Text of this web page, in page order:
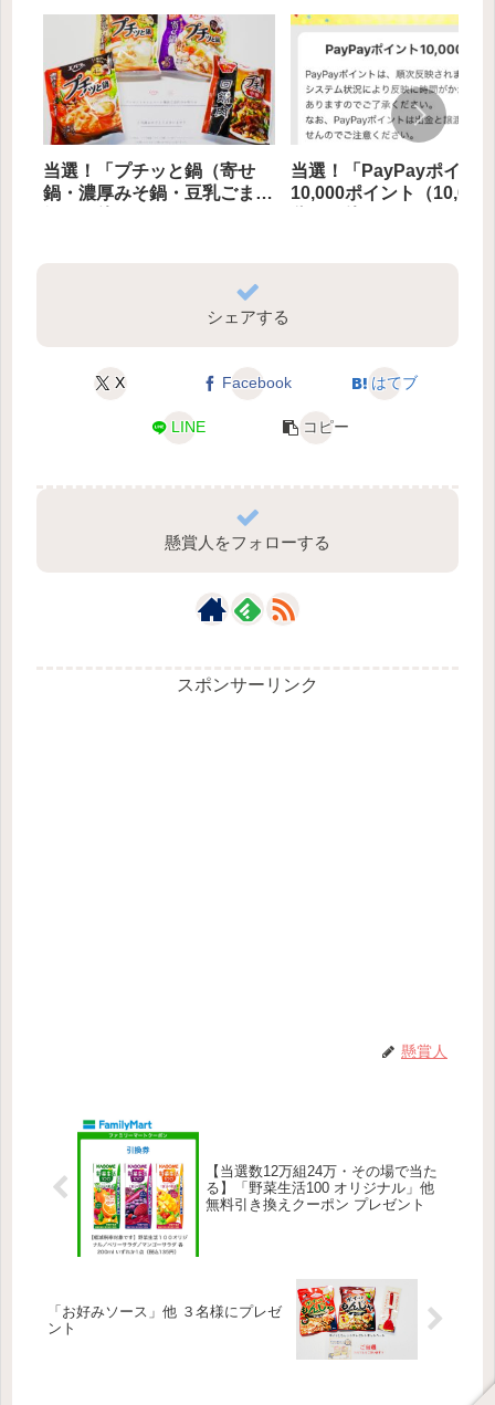
当選！「プチッと鍋（寄せ
鍋・濃厚みそ鍋・豆乳ごま
当選！「PayPayポイント
10,000ポイント（10,000
シェアする
X Facebook はてブ
LINE コピー
懸賞人をフォローする
スポンサーリンク
懸賞人
【当選数12万組24万・その場で当た
る】「野菜生活100 オリジナル」他
無料引き換えクーポン プレゼント
「お好みソース」他 ３名様にプレゼ
ント